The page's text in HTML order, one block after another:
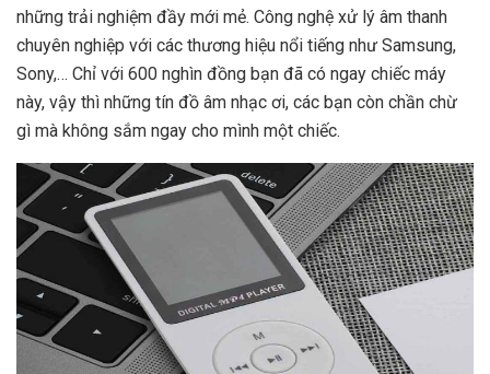
những trải nghiệm đầy mới mẻ. Công nghệ xử lý âm thanh
chuyên nghiệp với các thương hiệu nổi tiếng như Samsung,
Sony,… Chỉ với 600 nghìn đồng bạn đã có ngay chiếc máy
này, vậy thì những tín đồ âm nhạc ơi, các bạn còn chần chừ
gì mà không sắm ngay cho mình một chiếc.